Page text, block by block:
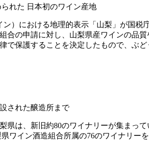
れた 日本初のワイン産地
ン）における地理的表示「山梨」が国税
合の申請に対し、山梨県産ワインの品
で保護することを決定したもので、ぶ
された醸造所まで
県は、新旧約80のワイナリーが集まって
ワイン酒造組合所属の76のワイナリー